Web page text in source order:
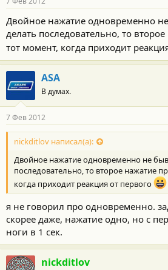
Двойное нажатие одновременно
делать последовательно, то
тот момент, когда приходит
ASA
В думах.
7 Фев 2012
nickditlov написал(а):
Двойное нажатие одновременно не
последовательно, то второе нажатие
когда приходит реакция от первого
я не говорил про одновременно.
скорее даже, нажатие одно, но с
ноги в 1 сек.
nickditlov